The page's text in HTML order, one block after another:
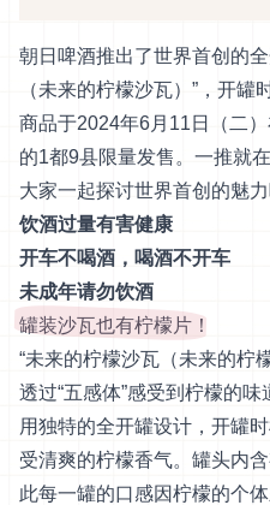
朝日啤酒推出了世界首创的
（未来的柠檬沙瓦）”，开
商品于2024年6月11日（二
的1都9县限量发售。一推就
大家一起探讨世界首创的魅力
饮酒过量有害健康
开车不喝酒，喝酒不开车
未成年请勿饮酒
罐装沙瓦也有柠檬片！
“未来的柠檬沙瓦（未来的柠
透过“五感体”感受到柠檬的
用独特的全开罐设计，开罐
受清爽的柠檬香气。罐头内
此每一罐的口感因柠檬的个